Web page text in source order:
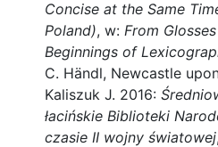
Concise at the Same
Poland), w: From
Beginnings of
C. Händl, Newcastle
Kaliszuk J. 2016:
łacińskie Biblioteki
czasie II wojny światowej